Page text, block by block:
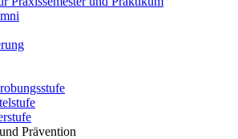
Prävention